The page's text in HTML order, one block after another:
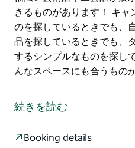
きるものがあります！ キャ
のを探しているときでも、
品を探しているときでも、
するシンプルなものを探し
んなスペースにも合うもの
ワジャール地域先住民ギャ
が披露されています。
続きを読む
Booking details